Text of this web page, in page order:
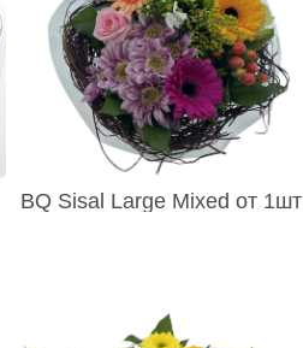
BQ Sisal Large Mixed от 1шт